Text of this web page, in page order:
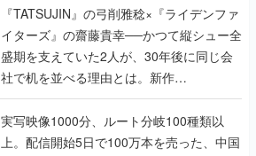
社で机を並べる理由とは。新作
『TATSUJIN EXTREME』で初タッグを組
んだレジェンド2人に訊く開発秘話
実写映像1000分、ルート分岐100種類以
上。配信開始5日で100万本を売った、中国
発の実写インタラクティブドラマゲーム
『盛世天下：女帝への道II』の、規模が違
うこだわりをプロデューサーに聞いた